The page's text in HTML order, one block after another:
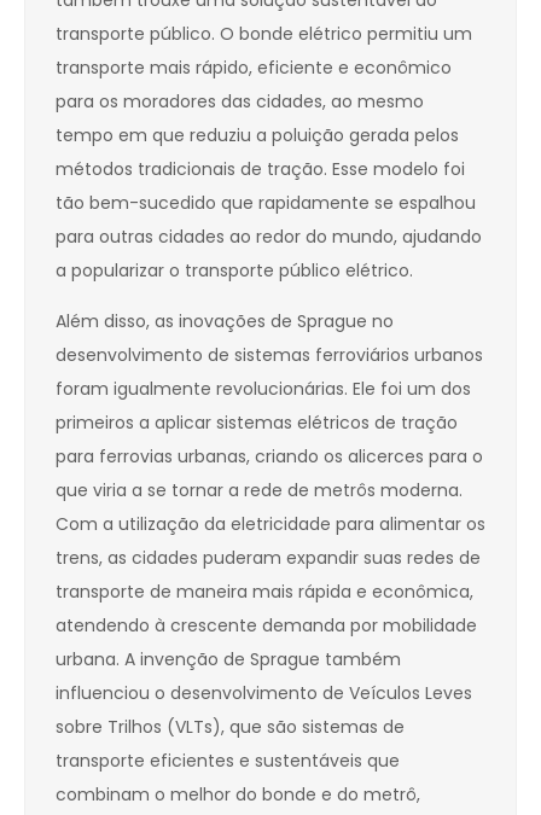
transporte público. O bonde elétrico permitiu um
transporte mais rápido, eficiente e econômico
para os moradores das cidades, ao mesmo
tempo em que reduziu a poluição gerada pelos
métodos tradicionais de tração. Esse modelo foi
tão bem-sucedido que rapidamente se espalhou
para outras cidades ao redor do mundo, ajudando
a popularizar o transporte público elétrico.
Além disso, as inovações de Sprague no
desenvolvimento de sistemas ferroviários urbanos
foram igualmente revolucionárias. Ele foi um dos
primeiros a aplicar sistemas elétricos de tração
para ferrovias urbanas, criando os alicerces para o
que viria a se tornar a rede de metrôs moderna.
Com a utilização da eletricidade para alimentar os
trens, as cidades puderam expandir suas redes de
transporte de maneira mais rápida e econômica,
atendendo à crescente demanda por mobilidade
urbana. A invenção de Sprague também
influenciou o desenvolvimento de Veículos Leves
sobre Trilhos (VLTs), que são sistemas de
transporte eficientes e sustentáveis que
combinam o melhor do bonde e do metrô,